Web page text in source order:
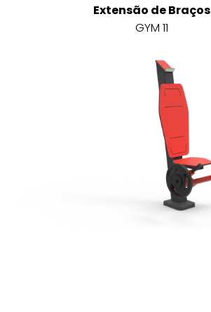
Extensão de Braços
GYM 11